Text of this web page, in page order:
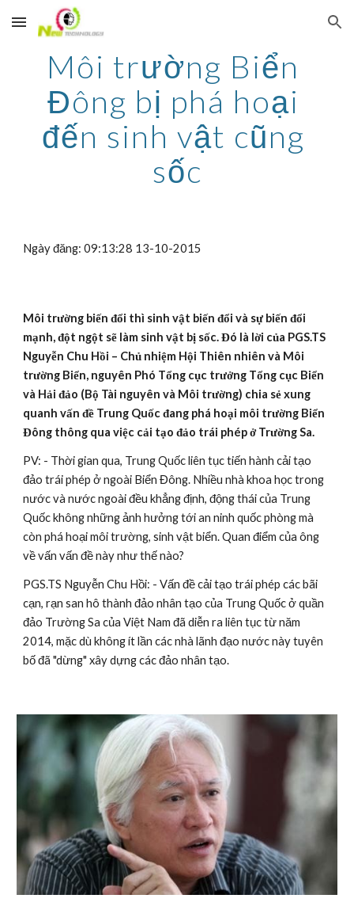
Skip to main content Skip to navigation
Môi trường Biển
Đông bị phá hoại
đến sinh vật cũng
sốc
Ngày đăng: 09:13:28 13-10-2015
Môi trường biến đổi thì sinh vật biến đổi và sự biến đổi
mạnh, đột ngột sẽ làm sinh vật bị sốc. Đó là lời của PGS.TS
Nguyễn Chu Hồi – Chủ nhiệm Hội Thiên nhiên và Môi
trường Biển, nguyên Phó Tổng cục trưởng Tổng cục Biển
và Hải đảo (Bộ Tài nguyên và Môi trường) chia sẻ xung
quanh vấn đề Trung Quốc đang phá hoại môi trường Biển
Đông thông qua việc cải tạo đảo trái phép ở Trường Sa.
PV: - Thời gian qua, Trung Quốc liên tục tiến hành cải tạo
đảo trái phép ở ngoài Biển Đông. Nhiều nhà khoa học trong
nước và nước ngoài đều khẳng định, động thái của Trung
Quốc không những ảnh hưởng tới an ninh quốc phòng mà
còn phá hoại môi trường, sinh vật biển. Quan điểm của ông
về vấn vấn đề này như thế nào?
PGS.TS Nguyễn Chu Hồi: - Vấn đề cải tạo trái phép các bãi
cạn, rạn san hô thành đảo nhân tạo của Trung Quốc ở quần
đảo Trường Sa của Việt Nam đã diễn ra liên tục từ năm
2014, mặc dù không ít lần các nhà lãnh đạo nước này tuyên
bố đã "dừng" xây dựng các đảo nhân tạo.